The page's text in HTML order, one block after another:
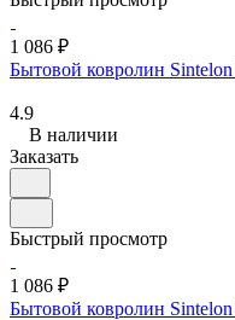
1 086 ₽
Бытовой ковролин
4.9
В наличии
Заказать
Быстрый просмотр
1 086 ₽
Бытовой ковролин